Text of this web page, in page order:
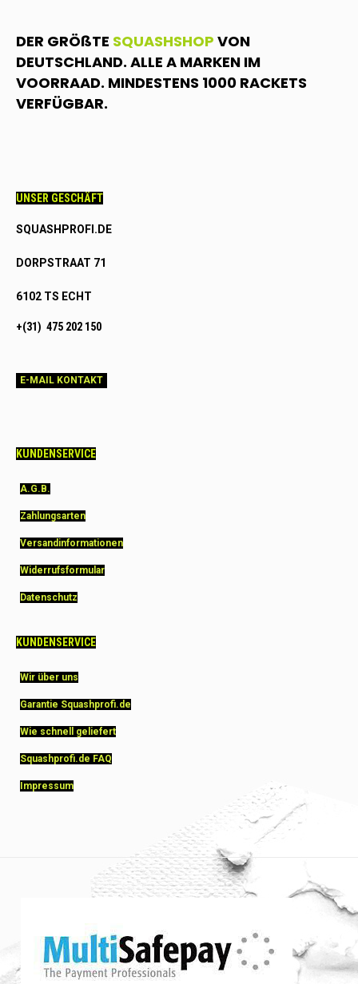
DER GRÖßTE SQUASHSHOP VON
DEUTSCHLAND. ALLE A MARKEN IM
VOORRAAD. MINDESTENS 1000 RACKETS
VERFÜGBAR.
UNSER GESCHÄFT
SQUASHPROFI.DE
DORPSTRAAT 71
6102 TS ECHT
+(31) 475 202 150
E-MAIL KONTAKT
KUNDENSERVICE
A.G.B.
Zahlungsarten
Versandinformationen
Widerrufsformular
Datenschutz
KUNDENSERVICE
Wir über uns
Garantie Squashprofi.de
Wie schnell geliefert
Squashprofi.de FAQ
Impressum